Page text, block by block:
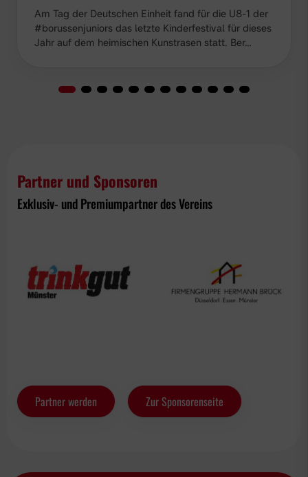
Am Tag der Deutschen Einheit fand für die U8-1 der
#borussenjuniors das letzte Kinderfestival für dieses
Jahr auf dem heimischen Kunstrasen statt. Ber…
Partner und Sponsoren
Exklusiv- und Premiumpartner des Vereins
Partner werden Zur Sponsorenseite